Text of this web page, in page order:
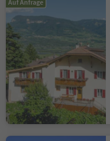
Auf Anfrage